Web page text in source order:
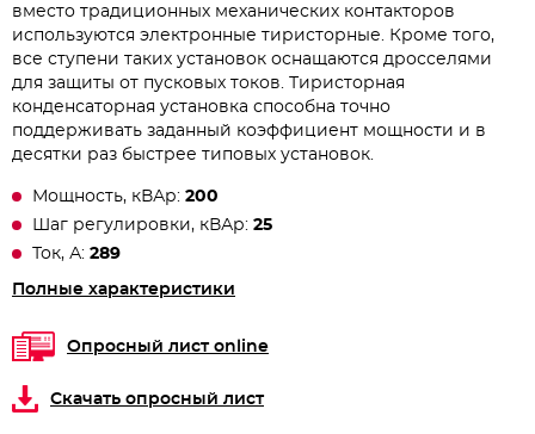
вместо традиционных механических контакторов
используются электронные тиристорные. Кроме того,
все ступени таких установок оснащаются дросселями
для защиты от пусковых токов. Тиристорная
конденсаторная установка способна точно
поддерживать заданный коэффициент мощности и в
десятки раз быстрее типовых установок.
Мощность, кВАр: 200
Шаг регулировки, кВАр: 25
Ток, А: 289
Полные характеристики
Опросный лист online
Скачать опросный лист